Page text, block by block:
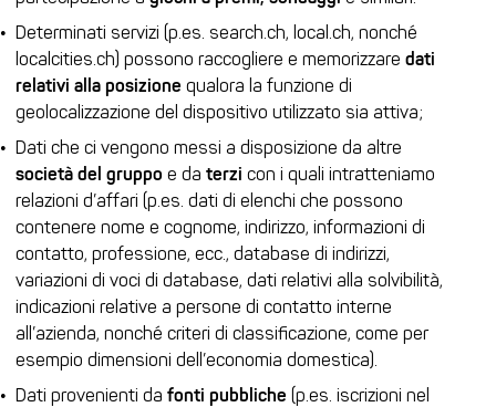
Determinati servizi (p.es. search.ch, local.ch, nonché
localcities.ch) possono raccogliere e memorizzare dati
relativi alla posizione qualora la funzione di
geolocalizzazione del dispositivo utilizzato sia attiva;
Dati che ci vengono messi a disposizione da altre
società del gruppo e da terzi con i quali intratteniamo
relazioni d’affari (p.es. dati di elenchi che possono
contenere nome e cognome, indirizzo, informazioni di
contatto, professione, ecc., database di indirizzi,
variazioni di voci di database, dati relativi alla solvibilità,
indicazioni relative a persone di contatto interne
all’azienda, nonché criteri di classificazione, come per
esempio dimensioni dell’economia domestica).
Dati provenienti da fonti pubbliche (p.es. iscrizioni nel